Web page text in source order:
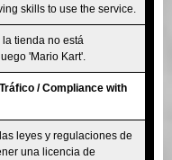
skills to use the service.
tienda no está
'Mario Kart'.
/ Compliance with
leyes y regulaciones de
una licencia de